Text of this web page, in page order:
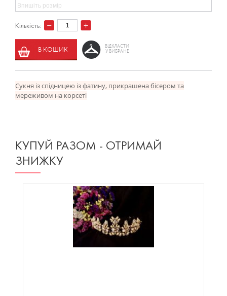
Кількість:
В КОШИК ВІДКЛАСТИ
У ВИБРАНЕ
Сукня із спідницею із фатину, прикрашена бісером та
мереживом на корсеті
КУПУЙ РАЗОМ - ОТРИМАЙ
ЗНИЖКУ